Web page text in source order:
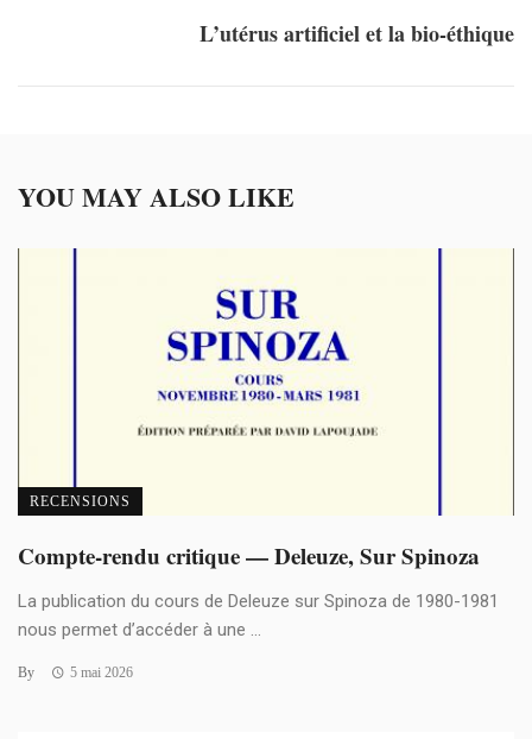
L’utérus artificiel et la bio-éthique
YOU MAY ALSO LIKE
RECENSIONS
Compte-rendu critique — Deleuze, Sur Spinoza
La publication du cours de Deleuze sur Spinoza de 1980-1981
nous permet d’accéder à une ...
By 5 mai 2026